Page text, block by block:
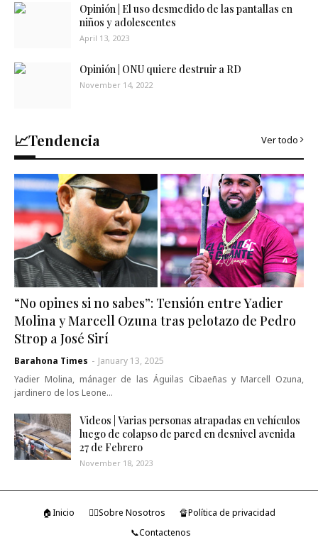
Opinión | El uso desmedido de las pantallas en
niños y adolescentes
April 13, 2023
Opinión | ONU quiere destruir a RD
November 14, 2022
📈Tendencia Ver todo
“No opines si no sabes”: Tensión entre Yadier
Molina y Marcell Ozuna tras pelotazo de Pedro
Strop a José Sirí
Barahona Times - January 13, 2025
Yadier Molina, mánager de las Águilas Cibaeñas y Marcell Ozuna,
jardinero de los Leone…
Videos | Varias personas atrapadas en vehículos
luego de colapso de pared en desnivel avenida
27 de Febrero
November 18, 2023
🏠Inicio 🤷‍♂️Sobre Nosotros
🔏Política de privacidad
📞Contactenos